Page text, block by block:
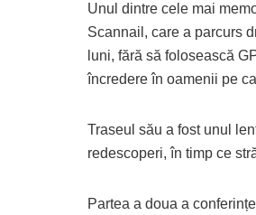
Unul dintre cele mai
Scannail, care a parcurs
luni, fără să folosească
încredere în oamenii pe
Traseul său a fost unul
redescoperi, în timp ce
Partea a doua a